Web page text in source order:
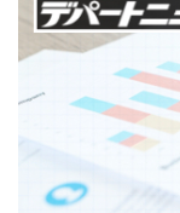
8.2%増、全体は
例年と比較して気
やデザイナーズブ
ウターが好調だっ
の革小物や、化粧